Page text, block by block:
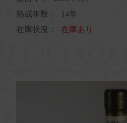
熟成年数：
14年
在庫状況：
在庫あり